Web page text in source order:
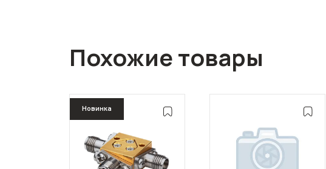
Похожие товары
Новинка